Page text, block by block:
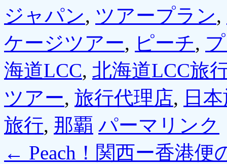
ジャパン, ツアープラン,
ケージツアー, ピーチ,
海道LCC, 北海道LCC旅
ツアー, 旅行代理店, 日
旅行, 那覇 パーマリンク
← Peach！関西ー香港